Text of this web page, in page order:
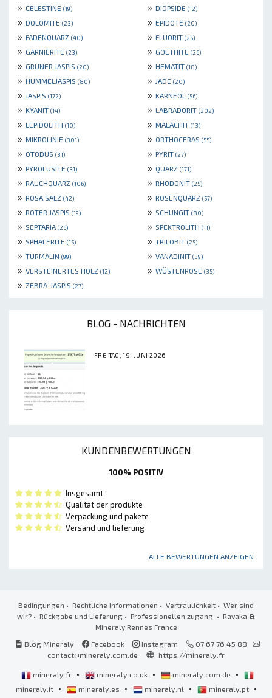
» CELESTINE (19) » DIOPSIDE (12)
» DOLOMITE (23) » EPIDOTE (20)
» FADENQUARZ (40) » FLUORIT (25)
» GARNIÈRITE (23) » GOETHITE (26)
» GRÜNER JASPIS (20) » HEMATIT (18)
» HUMMELJASPIS (80) » JADE (20)
» JASPIS (172) » KARNEOL (56)
» KYANIT (14) » LABRADORIT (202)
» LEPIDOLITH (10) » MALACHIT (13)
» MIKROLINIE (301) » ORTHOCERAS (55)
» OTODUS (31) » PYRIT (27)
» PYROLUSITE (31) » QUARZ (171)
» RAUCHQUARZ (106) » RHODONIT (25)
» ROSA SALZ (42) » ROSENQUARZ (57)
» ROTER JASPIS (19) » SCHUNGIT (80)
» SEPTARIA (26) » SPEKTROLITH (11)
» SPHALERITE (15) » TRILOBIT (25)
» TURMALIN (99) » VANADINIT (39)
» VERSTEINERTES HOLZ (12) » WÜSTENROSE (35)
» ZEBRA-JASPIS (27)
BLOG - NACHRICHTEN
FREITAG, 19. JUNI 2026
KUNDENBEWERTUNGEN
100% POSITIV
Insgesamt
Qualität der produkte
Verpackung und pakete
Versand und lieferung
ALLE BEWERTUNGEN ANZEIGEN
Bedingungen • Rechtliche Informationen • Vertraulichkeit • Wer sind
wir? • Rückgabe und Lieferung • Professionellen zugang • Ravaka &
Mineraly Rennes France
Blog Mineraly
Facebook Instagram
07 67 76 45 88
contact@mineraly.com.de
https://mineraly.fr
mineraly.fr • mineraly.co.uk • mineraly.com.de •
mineraly.it • mineraly.es • mineraly.nl • mineraly.pt •